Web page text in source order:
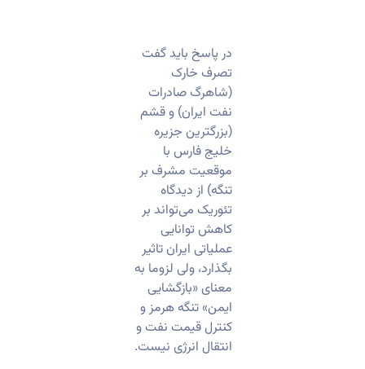
​در پاسخ باید گفت
تصرف خارک
(شاهرگ صادرات
نفت ایران) و قشم
(بزرگترین جزیره
خلیج فارس با
موقعیت مشرف بر
تنگه) از دیدگاه
تئوریک می‌تواند بر
کاهش توانایی
عملیاتی ایران تاثیر
بگذارد، ولی لزوما به
معنای «بازگشایی
ایمن» تنگه هرمز و
کنترل قیمت نفت و
انتقال انرژی نیست.